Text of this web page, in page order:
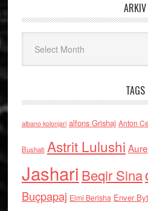
ARKIV
TAGS
albano kolonjari alfons Grishaj Anton
Bushati Astrit Lulushi
Jashari Beqir Sina
Buçpapaj Elmi Berisha Enver